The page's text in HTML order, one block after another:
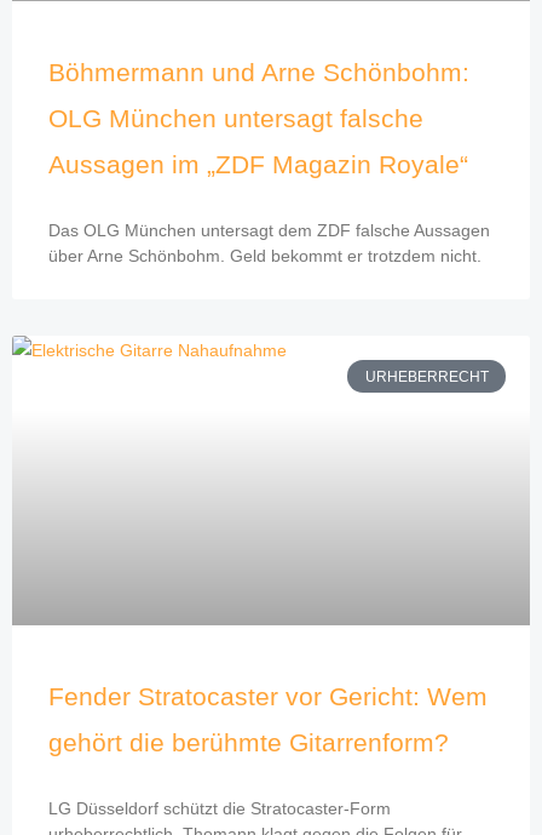
Böhmermann und Arne Schönbohm:
OLG München untersagt falsche
Aussagen im „ZDF Magazin Royale“
Das OLG München untersagt dem ZDF falsche Aussagen
über Arne Schönbohm. Geld bekommt er trotzdem nicht.
URHEBERRECHT
Fender Stratocaster vor Gericht: Wem
gehört die berühmte Gitarrenform?
LG Düsseldorf schützt die Stratocaster-Form